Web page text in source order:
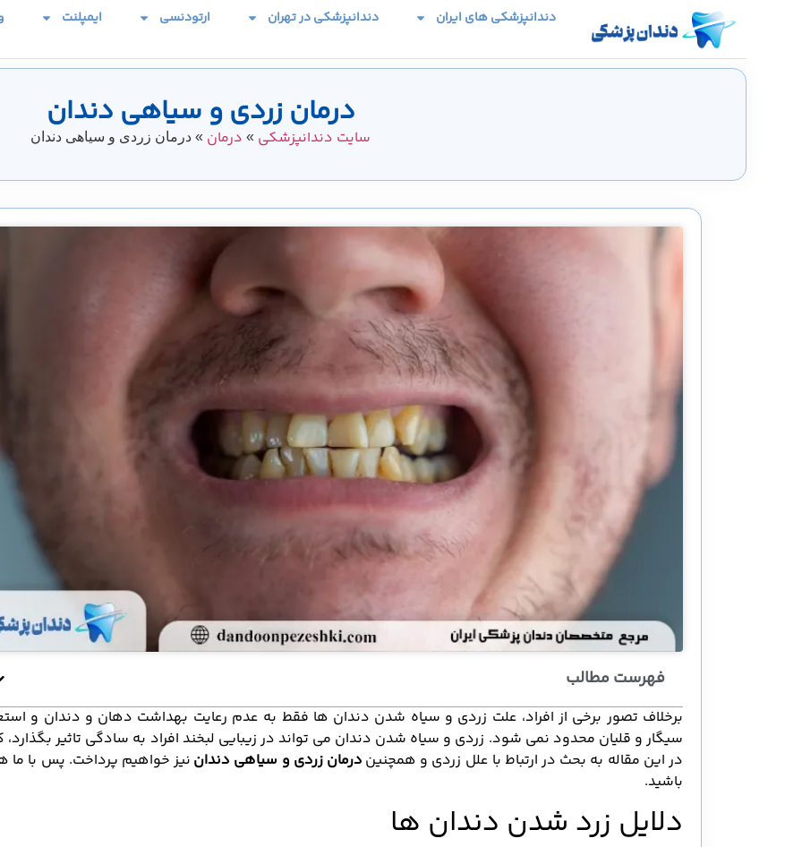
دندانپزشکی های ایران دندانپزشکی در تهران ارتودنسی ایمپلنت
درمان زردی و سیاهی دندان
سایت دندانپزشکی » درمان » درمان زردی و سیاهی دندان
فهرست مطالب
برخلاف تصور برخی از افراد، علت زردی و سیاه شدن دندان ها فقط به عدم رعایت بهداشت دهان و دندان و
سیگار و قلیان محدود نمی شود. زردی و سیاه شدن دندان می تواند در زیبایی لبخند افراد به سادگی تاثیر بگذارد،
در این مقاله به بحث در ارتباط با علل زردی و همچنین درمان زردی و سیاهی دندان نیز خواهیم پرداخت. پس با ما
باشید.
دلایل زرد شدن دندان ها